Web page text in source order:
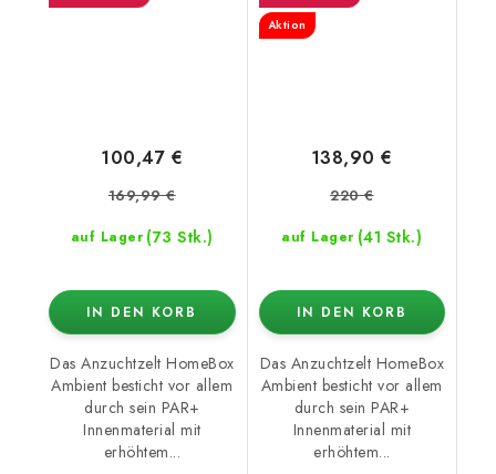
auf Lager (73 Stk.)
100,47 €
169,99 €
IN DEN KORB
Das Anzuchtzelt HomeBox
Ambient besticht vor allem
durch sein PAR+
Innenmaterial mit
erhöhtem...
Aktion
auf Lager (41 Stk.)
138,90 €
220 €
IN DEN KORB
Das Anzuchtzelt HomeBox
Ambient besticht vor allem
durch sein PAR+
Innenmaterial mit
erhöhtem...